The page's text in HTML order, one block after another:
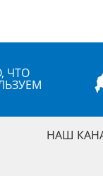
ЧТО
НАШ